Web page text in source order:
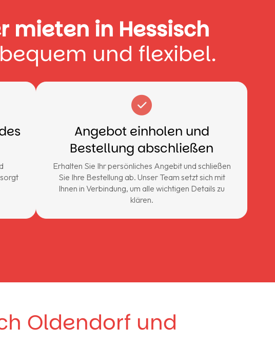
mieten in Hessisch
und flexibel.
Angebot einholen und
Bestellung abschließen
Erhalten Sie Ihr persönliches Angebit und schließen
Sie Ihre Bestellung ab. Unser Team setzt sich mit
Ihnen in Verbindung, um alle wichtigen Details zu
klären.
Oldendorf und